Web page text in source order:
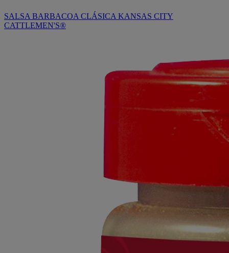
SALSA BARBACOA CLÁSICA KANSAS CITY
CATTLEMEN'S®